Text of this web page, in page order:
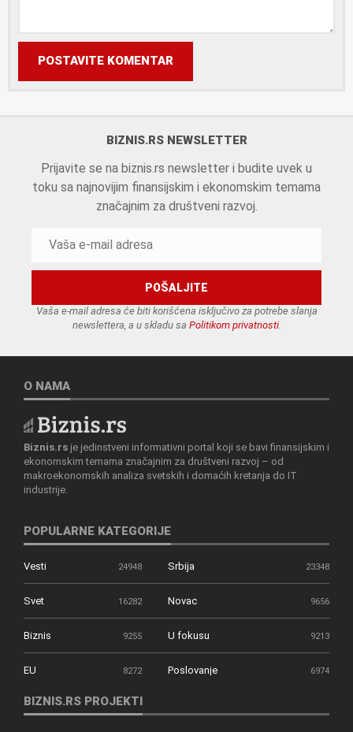
POSTAVITE KOMENTAR
BIZNIS.RS NEWSLETTER
Prijavite se na biznis.rs newsletter i budite uvek u
toku sa najnovijim finansijskim i ekonomskim temama
značajnim za društveni razvoj.
Vaša e-mail adresa će biti korišćena isključivo za potrebe slanja
newslettera, a u skladu sa Politikom privatnosti.
O NAMA
Biznis.rs je jedinstveni informativni portal koji se bavi finansijskim i
ekonomskim temama značajnim za društveni razvoj – od
makroekonomskih analiza svetskih i domaćih kretanja do IT
industrije.
POPULARNE KATEGORIJE
Vesti 24948 Srbija 23348
Svet 16282 Novac 9656
Biznis 9255 U fokusu 9213
EU 8272 Poslovanje 6974
BIZNIS.RS PROJEKTI